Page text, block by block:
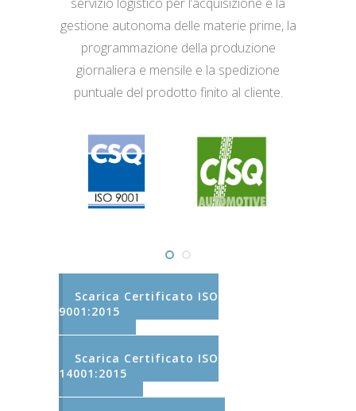
gestione autonoma delle materie prime, la
programmazione della produzione
giornaliera e mensile e la spedizione
puntuale del prodotto finito al cliente.
Scarica Certificato ISO
9001:2015
Scarica Certificato ISO
14001:2015